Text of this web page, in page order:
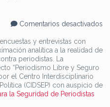
Comentarios desactivados
y entrevistas con
analítica a la realidad de
periodistas. La
“Periodismo Libre y Seguro
el Centro Interdisciplinario
(CIDSEP) con auspicio de
la Seguridad de Periodistas